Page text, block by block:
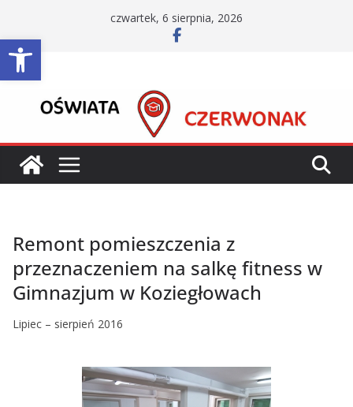
Otwórz pasek narzędzi
treści
czwartek, 6 sierpnia, 2026
Remont pomieszczenia z
przeznaczeniem na salkę fitness w
Gimnazjum w Koziegłowach
Lipiec – sierpień 2016